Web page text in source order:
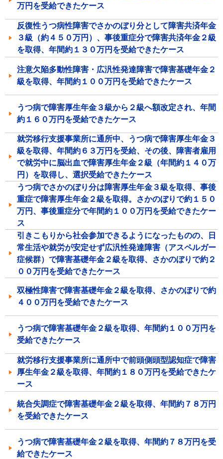
万円を受給できたケース
反復性うつ病性障害でさかのぼり分として障害共済年金
３級（約４５０万円）、事後重症分で障害共済年金２級
を取得、年間約１３０万円を受給できたケース
注意欠陥多動性障害・広汎性発達障害で障害基礎年金２
級を取得、年間約１００万円を受給できたケース
うつ病で障害厚生年金３級から２級へ額改定され、年間
約１６０万円を受給できたケース
就労移行支援事業所に通所中、うつ病で障害厚生年金３
級を取得、年間約６３万円を受給、その後、障害者雇用
で就労中に脳出血で障害厚生年金２級（年間約１４０万
円）を取得し、選択受給できたケース
うつ病でさかのぼり分は障害厚生年金３級を取得、事後
重症で障害厚生年金２級を取得。さかのぼりで約１５０
万円、事後重症分で年間約１００万円を受給できたケー
ス
引きこもりから社会参加できるようになったものの、日
常生活や就労が安定せず広汎性発達障害（アスペルガー
症候群）で障害基礎年金２級を取得、さかのぼりで約２
００万円を受給できたケース
双極性障害で障害基礎年金２級を取得、さかのぼりで約
４００万円を受給できたケース
うつ病で障害基礎年金２級を取得、年間約１００万円を
受給できたケース
就労移行支援事業所に通所中で前頭側頭型認知症で障害
厚生年金２級を取得、年間約１８０万円を受給できたケ
ース
統合失調症で障害基礎年金２級を取得、年間約７８万円
を受給できたケース
うつ病で障害基礎年金２級を取得、年間約７８万円を受
給できたケース